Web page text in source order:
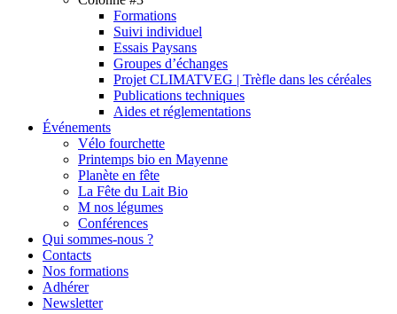
Formations
Suivi individuel
Essais Paysans
Groupes d’échanges
Projet CLIMATVEG | Trèfle dans les céréales
Publications techniques
Aides et réglementations
Événements
Vélo fourchette
Printemps bio en Mayenne
Planète en fête
La Fête du Lait Bio
M nos légumes
Conférences
Qui sommes-nous ?
Contacts
Nos formations
Adhérer
Newsletter